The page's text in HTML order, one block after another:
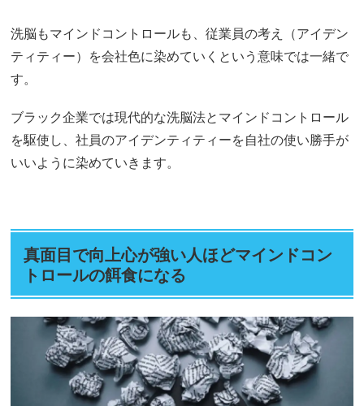
洗脳もマインドコントロールも、従業員の考え（アイデン
ティティー）を会社色に染めていくという意味では一緒で
す。
ブラック企業では現代的な洗脳法とマインドコントロール
を駆使し、社員のアイデンティティーを自社の使い勝手が
いいように染めていきます。
真面目で向上心が強い人ほどマインドコン
トロールの餌食になる